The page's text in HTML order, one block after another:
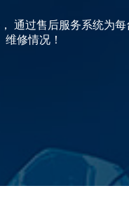
通过售后服务系统为每
修情况！